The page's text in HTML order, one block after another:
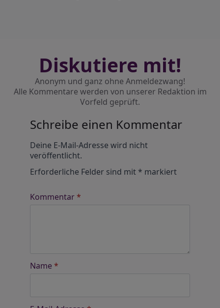
Diskutiere mit!
Anonym und ganz ohne Anmeldezwang!
Alle Kommentare werden von unserer Redaktion im
Vorfeld geprüft.
Schreibe einen Kommentar
Deine E-Mail-Adresse wird nicht
veröffentlicht.
Erforderliche Felder sind mit* markiert
Kommentar*
Name *